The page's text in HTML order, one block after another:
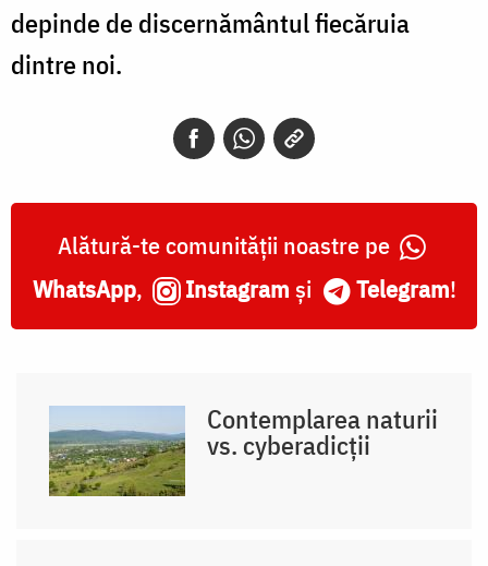
depinde de discernământul fiecăruia
dintre noi.
Alătură-te comunității noastre pe
WhatsApp, Instagram și Telegram!
Contemplarea naturii
vs. cyberadicții